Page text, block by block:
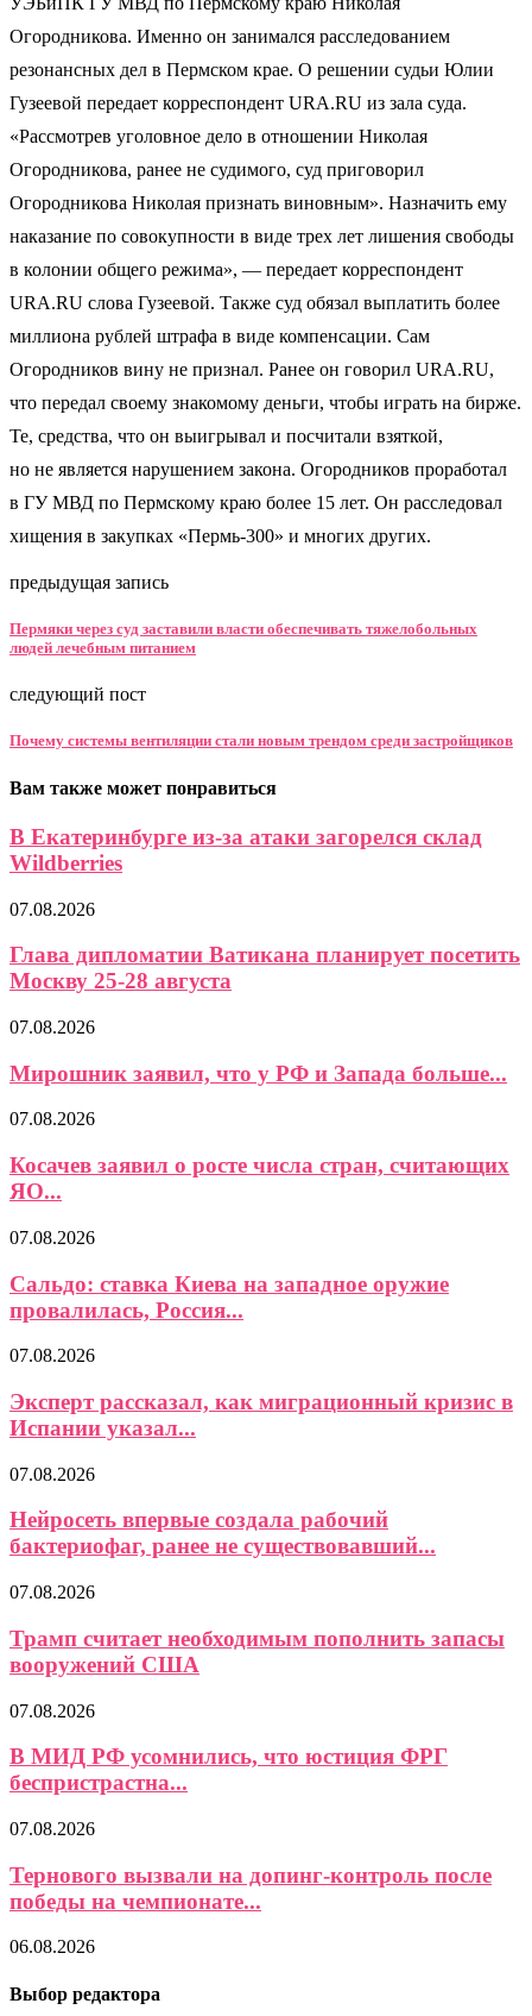
Огородникова. Именно он занимался расследованием
резонансных дел в Пермском крае. О решении судьи Юлии
Гузеевой передает корреспондент URA.RU из зала суда.
«Рассмотрев уголовное дело в отношении Николая
Огородникова, ранее не судимого, суд приговорил
Огородникова Николая признать виновным». Назначить ему
наказание по совокупности в виде трех лет лишения свободы
в колонии общего режима», — передает корреспондент
URA.RU слова Гузеевой. Также суд обязал выплатить более
миллиона рублей штрафа в виде компенсации. Сам
Огородников вину не признал. Ранее он говорил URA.RU,
что передал своему знакомому деньги, чтобы играть на бирже.
Те, средства, что он выигрывал и посчитали взяткой,
но не является нарушением закона. Огородников проработал
в ГУ МВД по Пермскому краю более 15 лет. Он расследовал
хищения в закупках «Пермь-300» и многих других.
предыдущая запись
Пермяки через суд заставили власти обеспечивать тяжелобольных
людей лечебным питанием
следующий пост
Почему системы вентиляции стали новым трендом среди застройщиков
Вам также может понравиться
В Екатеринбурге из-за атаки загорелся склад
Wildberries
07.08.2026
Глава дипломатии Ватикана планирует посетить
Москву 25-28 августа
07.08.2026
Мирошник заявил, что у РФ и Запада больше...
07.08.2026
Косачев заявил о росте числа стран, считающих
ЯО...
07.08.2026
Сальдо: ставка Киева на западное оружие
провалилась, Россия...
07.08.2026
Эксперт рассказал, как миграционный кризис в
Испании указал...
07.08.2026
Нейросеть впервые создала рабочий
бактериофаг, ранее не существовавший...
07.08.2026
Трамп считает необходимым пополнить запасы
вооружений США
07.08.2026
В МИД РФ усомнились, что юстиция ФРГ
беспристрастна...
07.08.2026
Тернового вызвали на допинг-контроль после
победы на чемпионате...
06.08.2026
Выбор редактора